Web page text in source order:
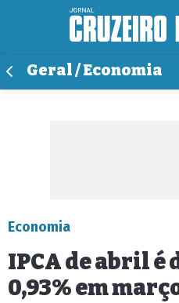
Geral / Economia
Economia
IPCA de abril é
0,93% em